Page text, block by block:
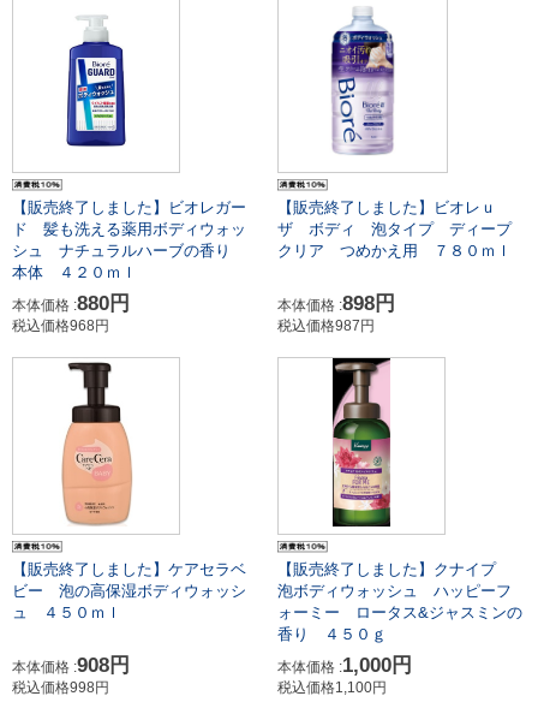
【販売終了しました】ビオレガー
ド 髪も洗える薬用ボディウォッ
シュ ナチュラルハーブの香り
本体 ４２０ｍｌ
本体価格 :880円
税込価格968円
【販売終了しました】ビオレｕ
ザ ボディ 泡タイプ ディープ
クリア つめかえ用 ７８０ｍｌ
本体価格 :898円
税込価格987円
【販売終了しました】ケアセラベ
ビー 泡の高保湿ボディウォッシ
ュ ４５０ｍｌ
本体価格 :908円
税込価格998円
【販売終了しました】クナイプ
泡ボディウォッシュ ハッピーフ
ォーミー ロータス&ジャスミンの
香り ４５０ｇ
本体価格 :1,000円
税込価格1,100円